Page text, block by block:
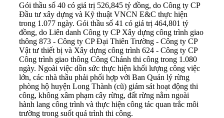
Gói thầu số 40 có giá trị 526,845 tỷ đồng, do Công ty CP
Đầu tư xây dựng và Kỹ thuật VNCN E&C thực hiện
trong 1.077 ngày. Gói thầu số 41 có giá trị 464,801 tỷ
đồng, do Liên danh Công ty CP Xây dựng công trình giao
thông 873 - Công ty CP Đại Thiên Trường - Công ty CP
Vật tư thiết bị và Xây dựng công trình 624 - Công ty CP
Công trình giao thông Công Chánh thi công trong 1.080
ngày. Ngoài việc dồn sức thực hiện khối lượng công việc
lớn, các nhà thầu phải phối hợp với Ban Quản lý rừng
phòng hộ huyện Long Thành (cũ) giám sát hoạt động thi
công, không xâm phạm cây rừng, đất rừng nằm ngoài
hành lang công trình và thực hiện công tác quan trắc môi
trường trong suốt quá trình thi công.